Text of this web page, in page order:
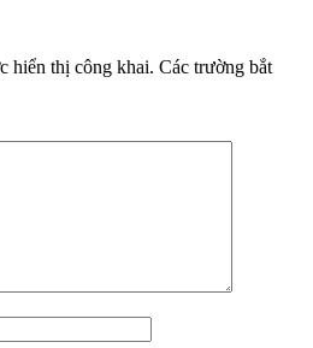
hiển thị công khai. Các trường bắt